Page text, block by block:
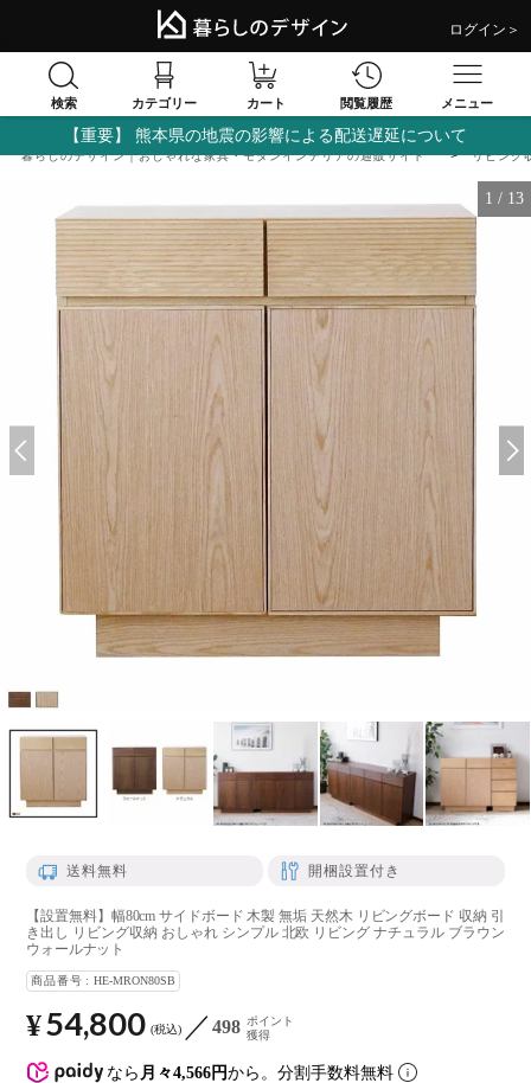
ログイン＞
検索 カテゴリー カート 閲覧履歴 メニュー
【重要】 熊本県の地震の影響による配送遅延について
暮らしのデザイン｜おしゃれな家具・モダンインテリアの通販サイト リビング
1 / 13
送料無料 開梱設置付き
【設置無料】幅80cm サイドボード 木製 無垢 天然木 リビングボード 収納 引
き出し リビング収納 おしゃれ シンプル 北欧 リビング ナチュラル ブラウン
ウォールナット
商品番号 HE-MRON80SB
なら 月々4,566円から。分割手数料無料
¥54,800 税込 498 ポイント
獲得